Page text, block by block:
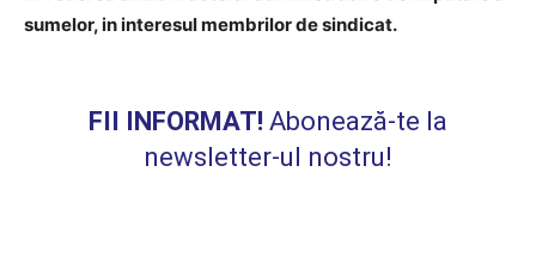
sumelor, in interesul membrilor de sindicat.
FII INFORMAT! Abonează-te la
newsletter-ul nostru!